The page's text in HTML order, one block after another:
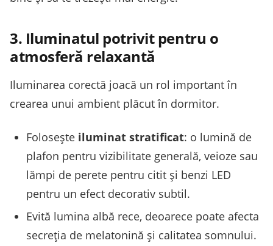
3. Iluminatul potrivit pentru o
atmosferă relaxantă
Iluminarea corectă joacă un rol important în
crearea unui ambient plăcut în dormitor.
Folosește iluminat stratificat: o lumină de
plafon pentru vizibilitate generală, veioze sau
lămpi de perete pentru citit și benzi LED
pentru un efect decorativ subtil.
Evită lumina albă rece, deoarece poate afecta
secreția de melatonină și calitatea somnului.